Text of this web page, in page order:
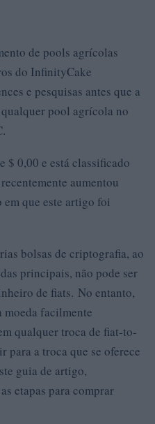
de pools agrícolas
do InfinityCake
e pesquisas antes que a
pool agrícola no
$ 0,00 e está classificado
aumentou
que este artigo foi
bolsas de criptografia, ao
principais, não pode ser
de fiats. No entanto,
moeda facilmente
qualquer troca de fiat-to-
para a troca que se oferece
guia de artigo,
etapas para comprar